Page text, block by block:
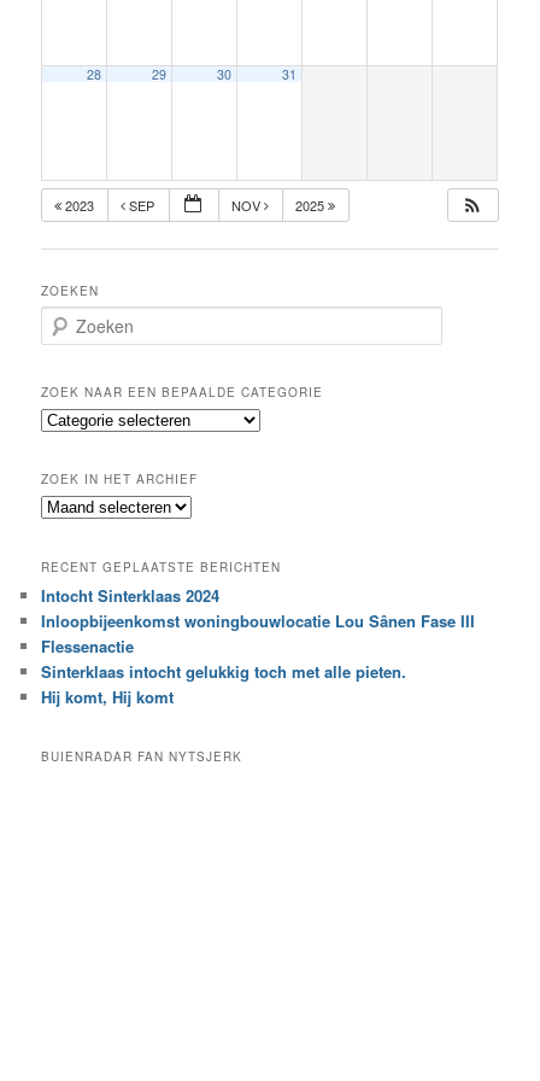
28 29 30 31
2023 SEP NOV 2025
ZOEKEN
o
k
e
n
ZOEK NAAR EEN BEPAALDE CATEGORIE
Z
k
n
e
e
n
b
e
a
ZOEK IN HET ARCHIEF
Z
k
i
n
h
e
t
c
RECENT GEPLAATSTE BERICHTEN
Intocht Sinterklaas 2024
Inloopbijeenkomst woningbouwlocatie Lou Sânen Fase III
Flessenactie
Sinterklaas intocht gelukkig toch met alle pieten.
Hij komt, Hij komt
BUIENRADAR FAN NYTSJERK